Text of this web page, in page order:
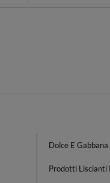
Dolce E
Prodotti Liscianti